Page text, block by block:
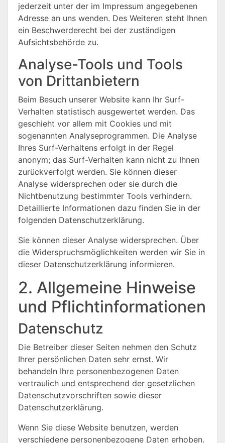
jederzeit unter der im Impressum angegebenen
Adresse an uns wenden. Des Weiteren steht Ihnen
ein Beschwerderecht bei der zuständigen
Aufsichtsbehörde zu.
Analyse-Tools und Tools
von Drittanbietern
Beim Besuch unserer Website kann Ihr Surf-
Verhalten statistisch ausgewertet werden. Das
geschieht vor allem mit Cookies und mit
sogenannten Analyseprogrammen. Die Analyse
Ihres Surf-Verhaltens erfolgt in der Regel
anonym; das Surf-Verhalten kann nicht zu Ihnen
zurückverfolgt werden. Sie können dieser
Analyse widersprechen oder sie durch die
Nichtbenutzung bestimmter Tools verhindern.
Detaillierte Informationen dazu finden Sie in der
folgenden Datenschutzerklärung.
Sie können dieser Analyse widersprechen. Über
die Widerspruchsmöglichkeiten werden wir Sie in
dieser Datenschutzerklärung informieren.
2. Allgemeine Hinweise
und Pflichtinformationen
Datenschutz
Die Betreiber dieser Seiten nehmen den Schutz
Ihrer persönlichen Daten sehr ernst. Wir
behandeln Ihre personenbezogenen Daten
vertraulich und entsprechend der gesetzlichen
Datenschutzvorschriften sowie dieser
Datenschutzerklärung.
Wenn Sie diese Website benutzen, werden
verschiedene personenbezogene Daten erhoben.